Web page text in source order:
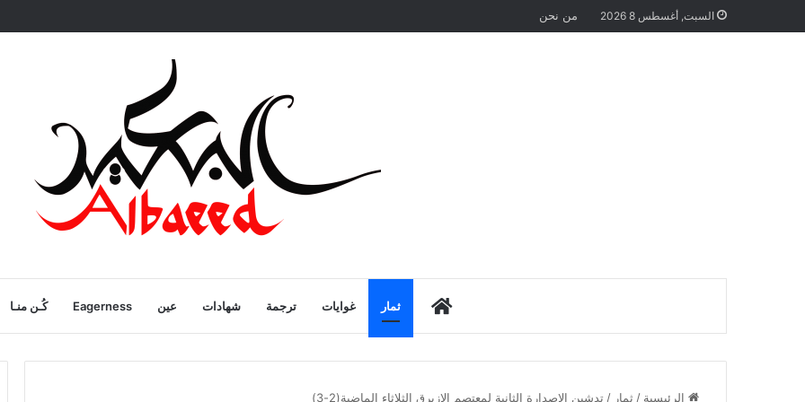
السبت, أغسطس 8 2026 من نحن
الرئيسية
ثمار غوايات ترجمة شهادات عين Eagerness كُـن منـا
الرئيسية / ثمار / تدشين الإصدارة الثانية لمعتصم الإزيرق الثلاثاء الماضية(2-3)